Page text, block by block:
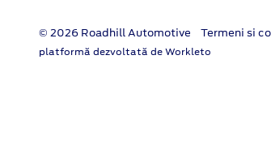
© 2026 Roadhill Automotive Termeni si
platformă dezvoltată de Workleto